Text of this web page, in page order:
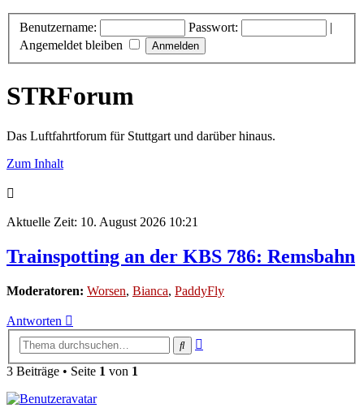
Benutzername: Passwort:
|
Angemeldet bleiben
STRForum
Das Luftfahrtforum für Stuttgart und darüber hinaus.
Zum Inhalt
Aktuelle Zeit: 10. August 2026 10:21
Trainspotting an der KBS 786: Remsbahn
Moderatoren: Worsen, Bianca, PaddyFly
Antworten
Suche
3 Beiträge • Seite 1 von 1